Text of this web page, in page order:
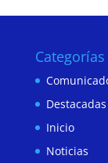
Categorías
Destacadas
Inicio
Noticias